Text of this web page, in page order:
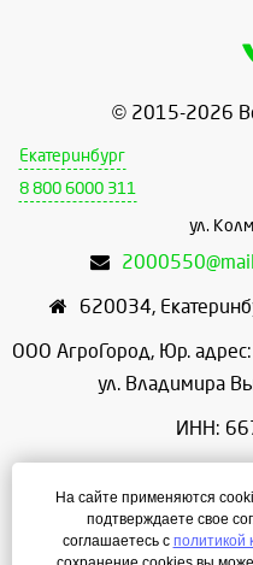
© 2015-2026
Екатеринбург
8 800 6000 311
ул.
620034,
ООО АгроГород, Юр.
ул. Владимира
ИНН:
ОГРН:
На сайте применяются
подтверждаете свое
соглашаетесь с политикой